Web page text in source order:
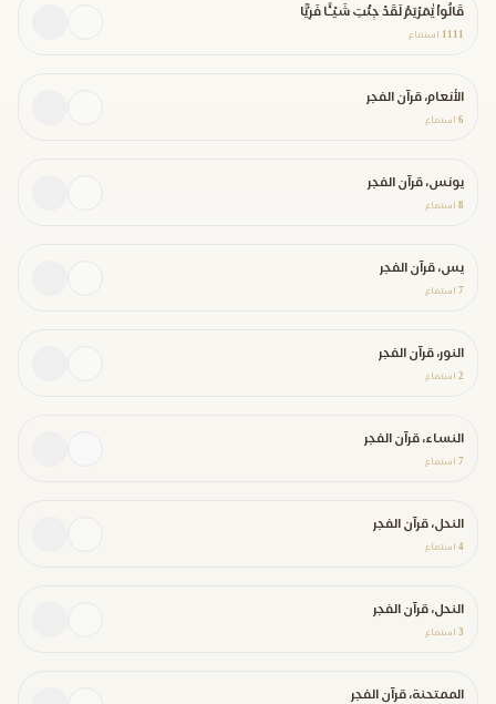
قَالُواْ يَٰمَرْيَمُ لَقَدْ جِئْتِ شَيْـًٔا فَرِيًّا
1111 استماع
الأنعام، قرآن الفجر
6 استماع
يونس، قرآن الفجر
8 استماع
يس، قرآن الفجر
7 استماع
النور، قرآن الفجر
2 استماع
النساء، قرآن الفجر
7 استماع
النحل، قرآن الفجر
4 استماع
النحل، قرآن الفجر
3 استماع
الممتحنة، قرآن الفجر